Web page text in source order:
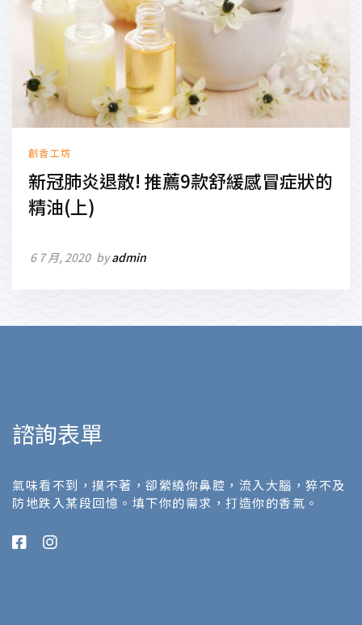
創香工坊
新冠肺炎退散! 推薦9款舒緩感冒症狀的
精油(上)
6 7 月, 2020 byadmin
諮詢表單
氣味看不到，摸不著，卻縈繞你鼻腔，流入大腦，猝不及
防地跌入某段回憶。填下你的需求，打造你的香氣。